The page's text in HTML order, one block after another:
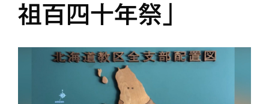
検索
教区報623号 2026年8月号
祖百四十年祭」